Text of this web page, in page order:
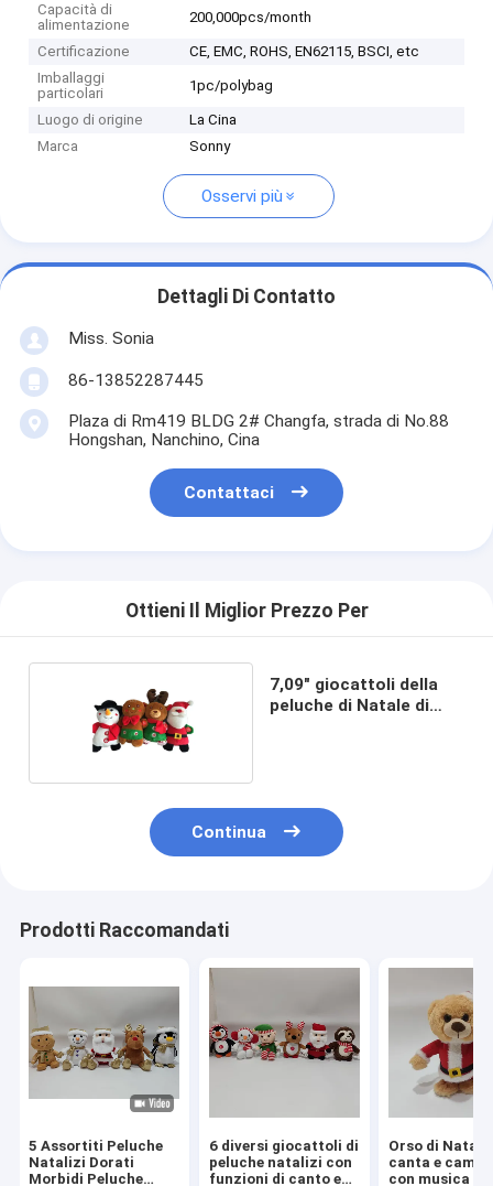
Capacità di
alimentazione
200,000pcs/month
Certificazione
CE, EMC, ROHS, EN62115, BSCI, etc
Imballaggi
particolari
1pc/polybag
Luogo di origine
La Cina
Marca
Sonny
Osservi più
Dettagli Di Contatto
Miss. Sonia
86-13852287445
Plaza di Rm419 BLDG 2# Changfa, strada di No.88
Hongshan, Nanchino, Cina
Contattaci
Ottieni Il Miglior Prezzo Per
7,09" giocattoli della
peluche di Natale di
Continua
Prodotti Raccomandati
5 Assortiti Peluche
Natalizi Dorati
Morbidi Peluche
6 diversi giocattoli di
peluche natalizi con
funzioni di canto e
Orso di Natale
canta e
con musica e